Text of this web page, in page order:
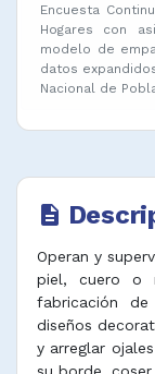
Encuesta
Hogares con
modelo de
datos
Nacional de
description
Operan y
piel, cuero o
fabricación
diseños
y arreglar
su borde,